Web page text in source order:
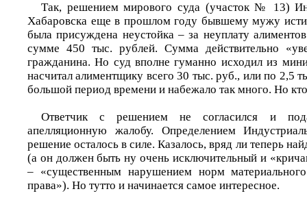
Так, решением мирового суда (участок № 13)
Хабаровска еще в прошлом году бывшему мужу
была присуждена неустойка – за неуплату
сумме 450 тыс. рублей. Сумма действительно
гражданина. Но суд вполне гуманно исходил из
насчитал алиментщику всего 30 тыс. руб., или по 2,5
большой период времени и набежало так много. Но
Ответчик с решением не согласился и
апелляционную жалобу. Определением
решение осталось в силе. Казалось, вряд ли теперь
(а он должен быть ну очень исключительный и
– «существенным нарушением норм
права»). Но тут­то и начинается самое интересное.